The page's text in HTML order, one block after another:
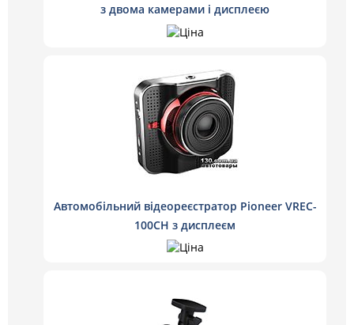
з двома камерами і дисплеєю
Автомобільний відеореєстратор Pioneer VREC-
100CH з дисплеєм